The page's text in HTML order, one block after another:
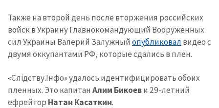
Также на второй день после вторжения российских
войск в Украину Главнокомандующий Вооруженных
сил Украины Валерий Залужный опубликовал видео с
двумя оккупантами РФ, которые сдались в плен.
«Слідству.Інфо» удалось идентифицировать обоих
пленных. Это капитан Алим Бикоеви 29-летний
ефрейтор Натан Касаткин.